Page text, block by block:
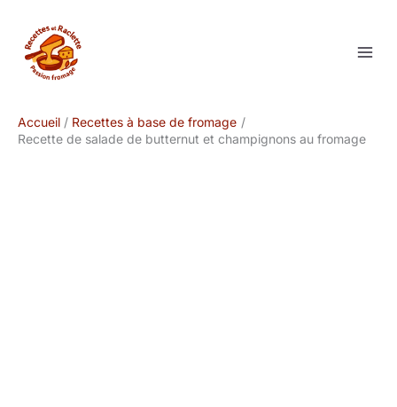
contenu
Accueil
Recettes à base de fromage
Recette de salade de butternut et champignons au fromage